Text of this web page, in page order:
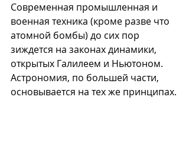
Современная промышленная и
военная техника (кроме разве что
атомной бомбы) до сих пор
зиждется на законах динамики,
открытых Галилеем и Ньютоном.
Астрономия, по большей части,
основывается на тех же принципах.